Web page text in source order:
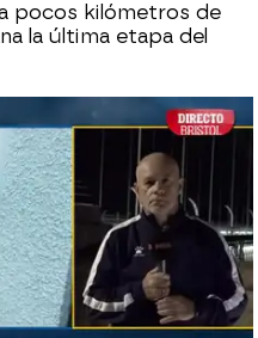
pocos kilómetros de
la última etapa del